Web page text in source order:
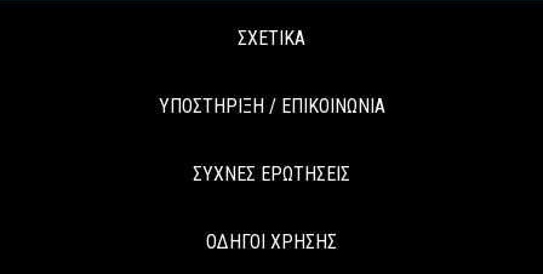
ΣΧΕΤΙΚΑ
ΥΠΟΣΤΗΡΙΞΗ / ΕΠΙΚΟΙΝΩΝΙΑ
ΣΥΧΝΕΣ ΕΡΩΤΗΣΕΙΣ
ΟΔΗΓΟΙ ΧΡΗΣΗΣ